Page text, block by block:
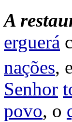
A
erguerá
nações,
Senhor
povo, o